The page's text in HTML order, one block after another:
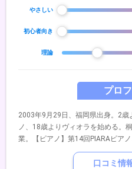
プロ
2003年9月29日、福岡県出身。2
ノ、18歳よりヴィオラを始める。
業。【ピアノ】第14回PIARAピア
賞受賞。第12回ショパン国際ピア
【ヴァイオリン】第69回全日本学
やさしい
初心者向き
理論
口コミ情